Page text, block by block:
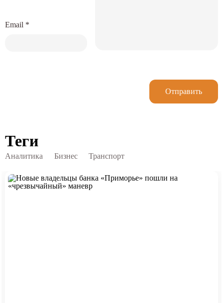
Email *
Отправить
Теги
Аналитика Бизнес Транспорт